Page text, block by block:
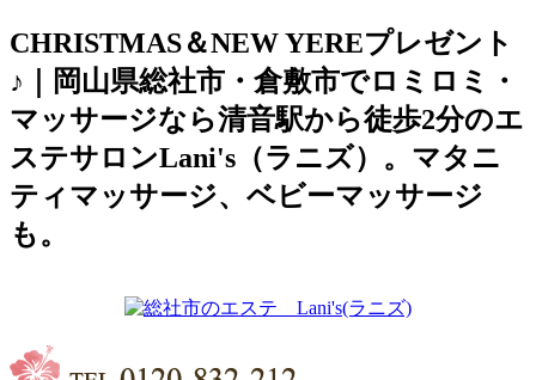
CHRISTMAS＆NEW YEREプレゼント
♪｜岡山県総社市・倉敷市でロミロミ・
マッサージなら清音駅から徒歩2分のエ
ステサロンLani's（ラニズ）。マタニ
ティマッサージ、ベビーマッサージ
も。